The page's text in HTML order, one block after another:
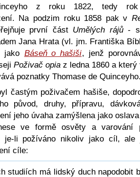
z roku 1822, tedy
Na podzim roku 1858 pak v
první část Umělých rájů-
Jana Hrata (vl. jm. Františka
jako Báseň o hašiši, jenž
Poživač opia z ledna 1860 a který
poznatky Thomase de
častým poživačem hašiše,
původ, druhy, přípravu,
jeho úvaha zamýšlena jako
ve formě osvěty a varování
je-li požíváno nikoliv jako cíl, ale
cíle:
studiích má lidský duch napodobit